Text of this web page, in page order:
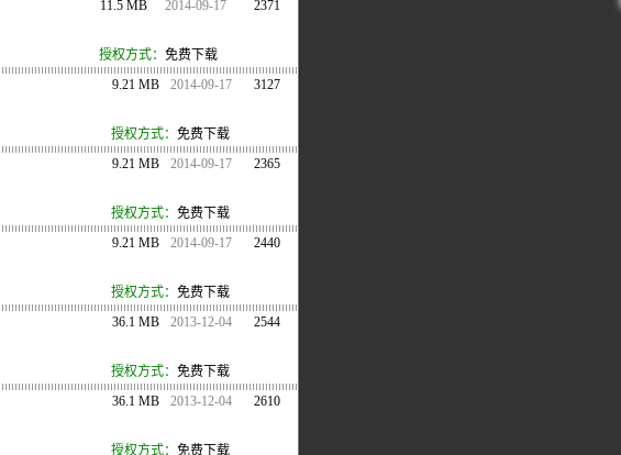
11.5 MB 2014-09-17
2371
授权方式： 免费下载
9.21 MB 2014-09-17
3127
授权方式： 免费下载
9.21 MB 2014-09-17
2365
授权方式： 免费下载
9.21 MB 2014-09-17
2440
授权方式： 免费下载
36.1 MB 2013-12-04
2544
授权方式： 免费下载
36.1 MB 2013-12-04
2610
授权方式： 免费下载